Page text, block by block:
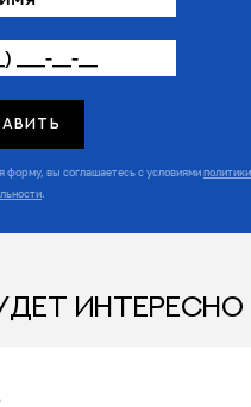
форму, вы соглашаетесь с условиямиполитики
.
ИНТЕРЕСНО